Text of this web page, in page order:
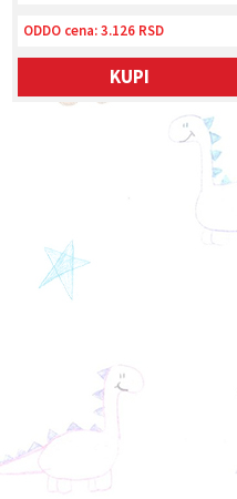
ODDO cena:3.126 RSD
KUPI